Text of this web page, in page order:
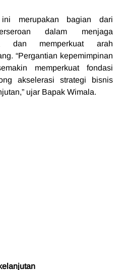
ini merupakan bagian dari
dalam menjaga
dan memperkuat arah
“Pergantian kepemimpinan
memperkuat fondasi
akselerasi strategi bisnis
ujar Bapak Wimala.